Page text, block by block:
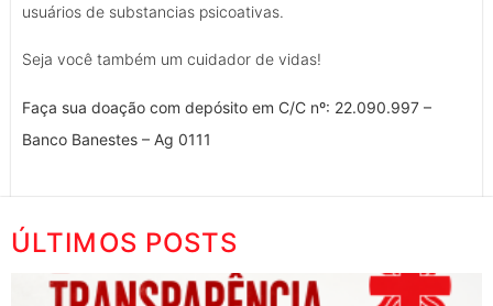
usuários de substancias psicoativas.
Seja você também um cuidador de vidas!
Faça sua doação com depósito em C/C nº: 22.090.997 –
Banco Banestes – Ag 0111
ÚLTIMOS POSTS